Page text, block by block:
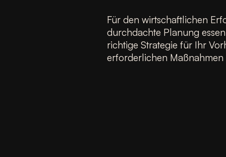
Für den wirtschaftlichen
durchdachte Planung
richtige Strategie für Ihr
erforderlichen